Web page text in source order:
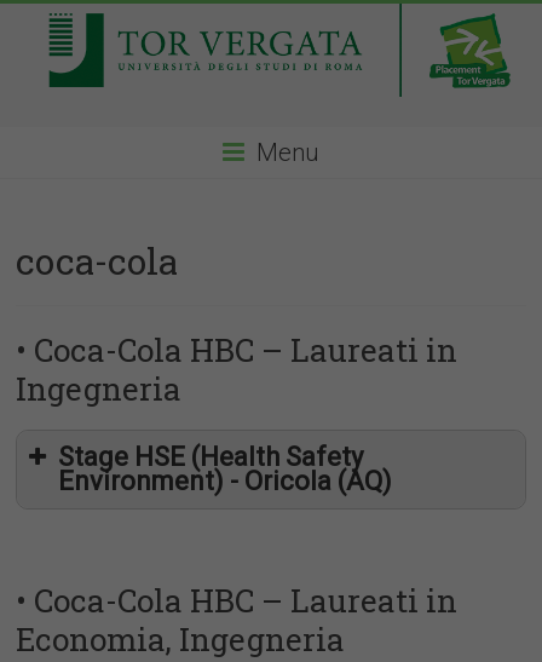
Menu
coca-cola
• Coca-Cola HBC – Laureati in
Ingegneria
Stage HSE (Health Safety
Environment) - Oricola (AQ)
• Coca-Cola HBC – Laureati in
Economia, Ingegneria